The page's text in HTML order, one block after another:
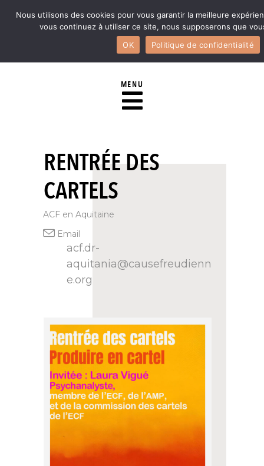
MENU
RENTRÉE DES
CARTELS
ACF en Aquitaine
Email
acf.dr-
aquitania@causefreudienn
e.org
Nous utilisons des cookies pour vous garantir la meilleure
vous continuez à utiliser ce site, nous supposerons que
OK
Politique de confidentialité